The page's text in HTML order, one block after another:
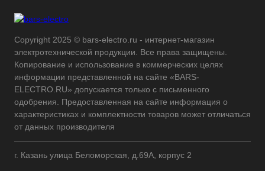
Copyright 2025 © bars-electro.ru - интернет-магазин
электротехнической продукции. Все права защищены.
Копирование и использование в коммерческих целях
информации представленной на сайте «BARS-
ELECTRO.RU» допускается только с письменного
одобрения. Предоставленная на сайте информация о
характеристиках и комплектности товаров может отличаться
от данных производителя
г. Казань улица Беломорская, д.69А, корпус 2